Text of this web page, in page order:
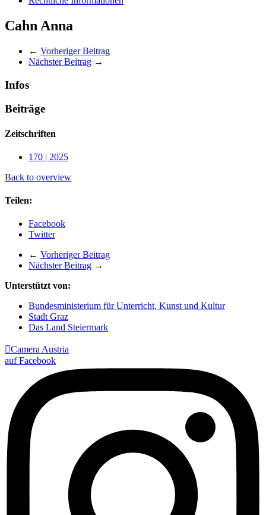
Cahn Anna
← Vorheriger Beitrag
Nächster Beitrag →
Infos
Beiträge
Zeitschriften
170 | 2025
Back to overview
Teilen:
Facebook
Twitter
← Vorheriger Beitrag
Nächster Beitrag →
Unterstützt von:
Bundesministerium für Unterricht, Kunst und Kultur
Stadt Graz
Das Land Steiermark
Camera Austria
auf Facebook